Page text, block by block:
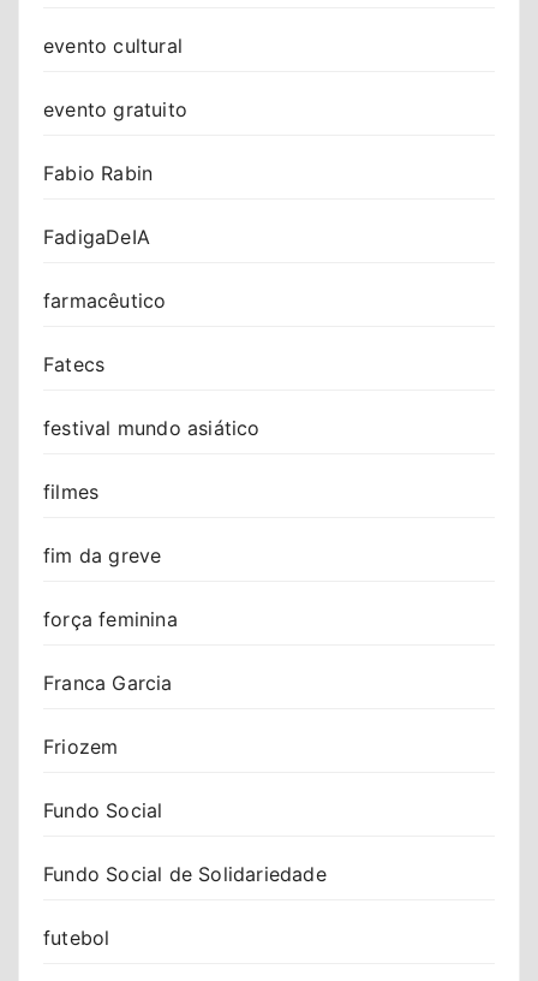
evento cultural
evento gratuito
Fabio Rabin
FadigaDeIA
farmacêutico
Fatecs
festival mundo asiático
filmes
fim da greve
força feminina
Franca Garcia
Friozem
Fundo Social
Fundo Social de Solidariedade
futebol